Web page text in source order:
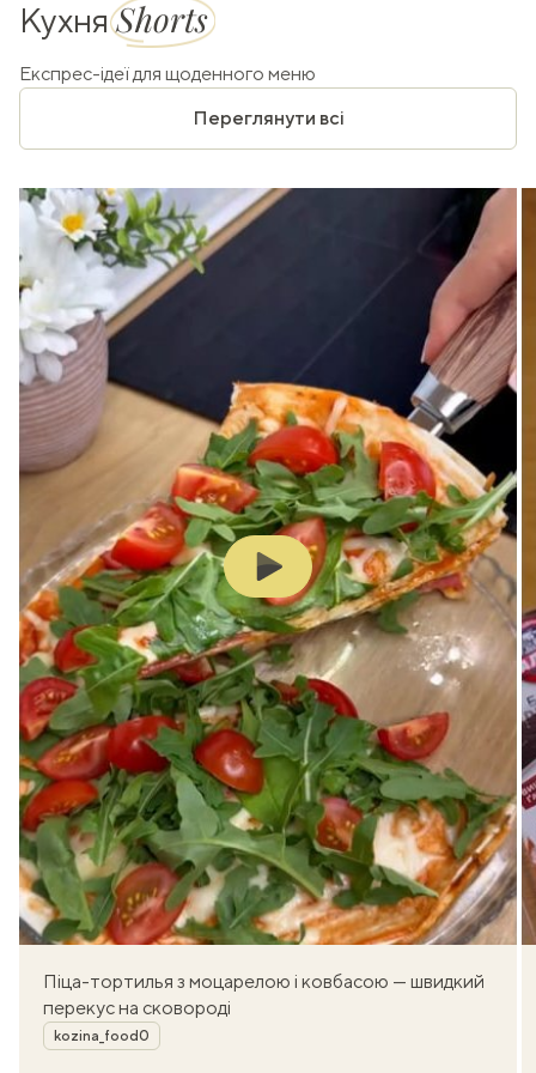
КухняShorts
Експрес-ідеї для щоденного меню
Переглянути всі
Play
Піца-тортилья з моцарелою і ковбасою — швидкий
перекус на сковороді
Автор
kozina_food0